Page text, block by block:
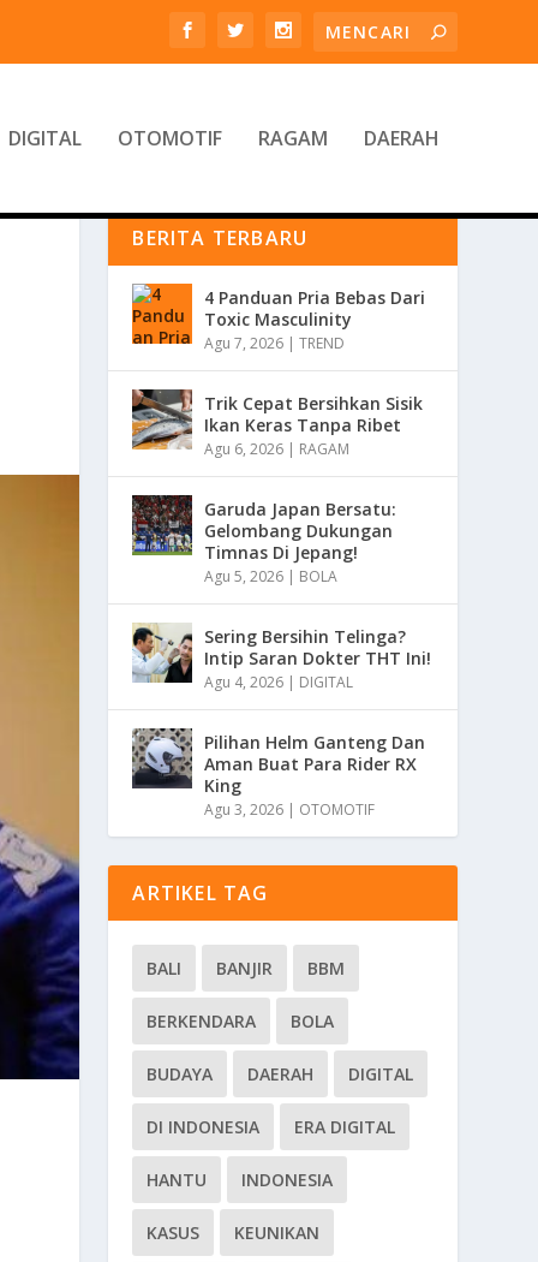
DIGITAL OTOMOTIF RAGAM DAERAH
BERITA TERBARU
4 Panduan Pria Bebas Dari
Toxic Masculinity
Agu 7, 2026 |TREND
Trik Cepat Bersihkan Sisik
Ikan Keras Tanpa Ribet
Agu 6, 2026 | RAGAM
Garuda Japan Bersatu:
Gelombang Dukungan
Timnas Di Jepang!
Agu 5, 2026 | BOLA
Sering Bersihin Telinga?
Intip Saran Dokter THT Ini!
Agu 4, 2026 | DIGITAL
Pilihan Helm Ganteng Dan
Aman Buat Para Rider RX
King
Agu 3, 2026 | OTOMOTIF
ARTIKEL TAG
BALI BANJIR BBM
BERKENDARA BOLA
BUDAYA DAERAH DIGITAL
DI INDONESIA ERA DIGITAL
HANTU INDONESIA
KASUS KEUNIKAN